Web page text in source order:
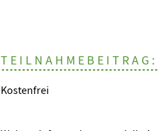
TEILNAHMEBEITRAG:
Kostenfrei